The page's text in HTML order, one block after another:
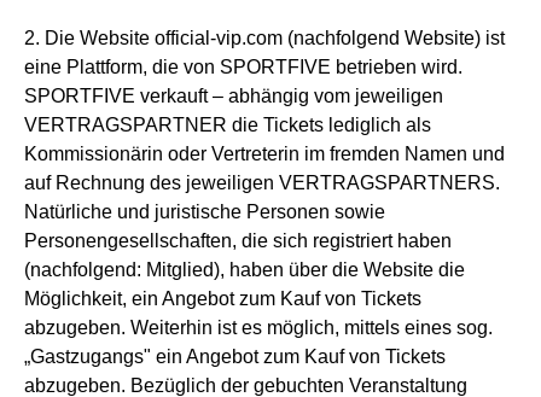
2. Die Website official-vip.com (nachfolgend Website) ist
eine Plattform, die von SPORTFIVE betrieben wird.
SPORTFIVE verkauft – abhängig vom jeweiligen
VERTRAGSPARTNER die Tickets lediglich als
Kommissionärin oder Vertreterin im fremden Namen und
auf Rechnung des jeweiligen VERTRAGSPARTNERS.
Natürliche und juristische Personen sowie
Personengesellschaften, die sich registriert haben
(nachfolgend: Mitglied), haben über die Website die
Möglichkeit, ein Angebot zum Kauf von Tickets
abzugeben. Weiterhin ist es möglich, mittels eines sog.
„Gastzugangs" ein Angebot zum Kauf von Tickets
abzugeben. Bezüglich der gebuchten Veranstaltung